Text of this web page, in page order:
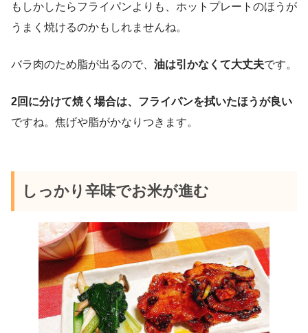
もしかしたらフライパンよりも、ホットプレートのほうが
うまく焼けるのかもしれませんね。
バラ肉のため脂が出るので、 油は引かなくて大丈夫です。
2回に分けて焼く場合は、フライパンを拭いたほうが良い
ですね。焦げや脂がかなりつきます。
しっかり辛味でお米が進む